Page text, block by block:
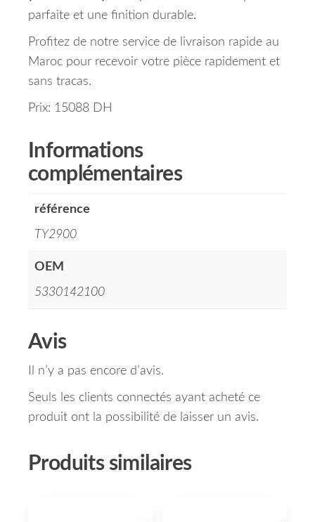
parfaite et une finition durable.
Profitez de notre service de livraison rapide au
Maroc pour recevoir votre pièce rapidement et
sans tracas.
Prix: 15088 DH
Informations
complémentaires
référence
TY2900
OEM
5330142100
Avis
Il n’y a pas encore d’avis.
Seuls les clients connectés ayant acheté ce
produit ont la possibilité de laisser un avis.
Produits similaires